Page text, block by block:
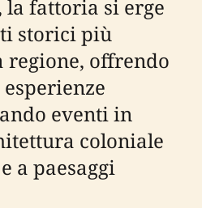
la fattoria si erge
storici più
regione, offrendo
eventi in
coloniale
a paesaggi